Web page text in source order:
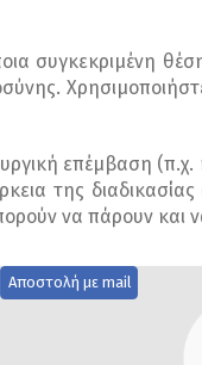
συγκεκριμένη
επέμβαση (π.χ.
της
να πάρουν
Αποστολή με mail